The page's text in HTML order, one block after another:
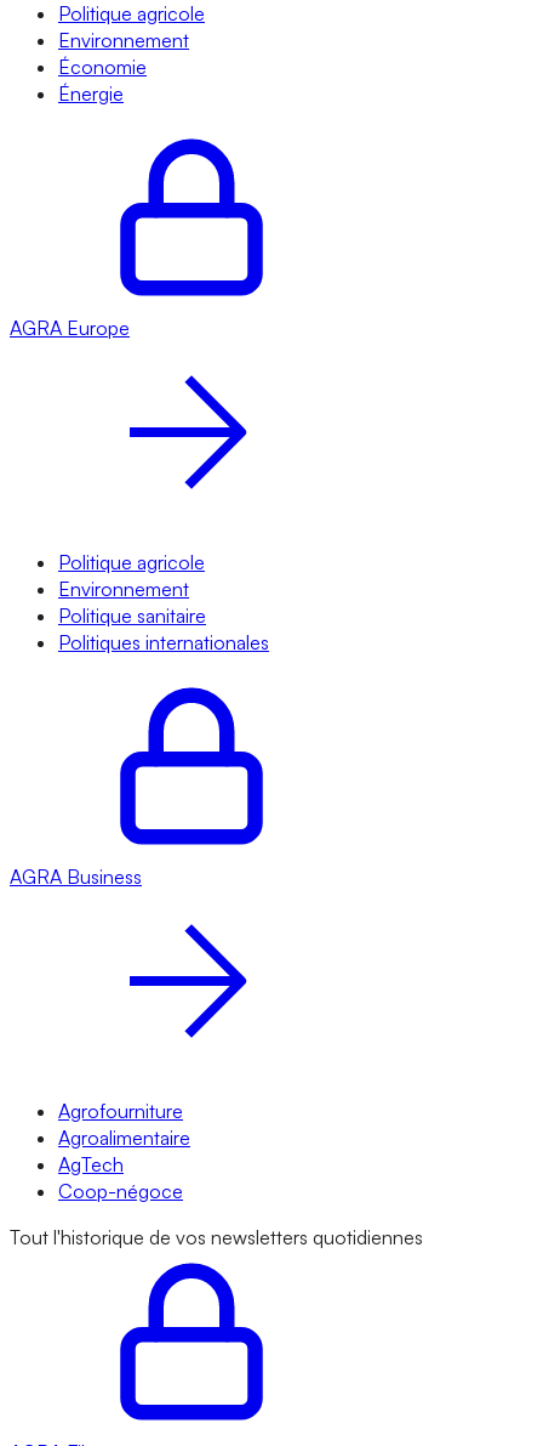
Politique agricole
Environnement
Économie
Énergie
AGRA Europe
Politique agricole
Environnement
Politique sanitaire
Politiques internationales
AGRA Business
Agrofourniture
Agroalimentaire
AgTech
Coop-négoce
Tout l'historique de vos newsletters quotidiennes